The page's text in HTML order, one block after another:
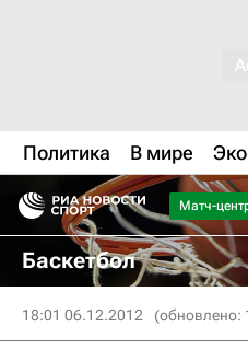
Политика В мире
Матч-
Баскетбол
18:01 06.12.2012 (обновлено: